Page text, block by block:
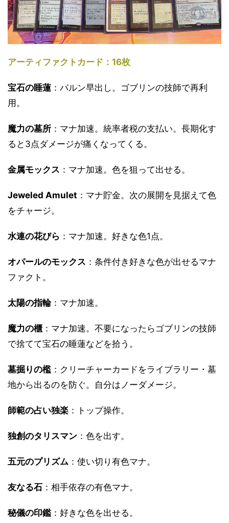
アーティファクトカード：16枚
宝石の睡蓮 ：パルン早出し。ゴブリンの技師で再利
用。
魔力の墓所 ：マナ加速。統率者税の支払い。長期化す
ると3点ダメージが痛くなってくる。
金属モックス ：マナ加速。色を狙って出せる。
Jeweled Amulet ：マナ貯金。次の展開を見据えて色
をチャージ。
水連の花びら ：マナ加速。好きな色1点。
オパールのモックス ：条件付き好きな色が出せるマナ
ファクト。
太陽の指輪：マナ加速。
魔力の櫃 ：マナ加速。不要になったらゴブリンの技師
で捨てて宝石の睡蓮などを拾う。
墓掘りの檻 ：クリーチャーカードをライブラリー・墓
地から出るのを防ぐ。自分はノーダメージ。
師範の占い独楽 ：トップ操作。
独創のタリスマン ：色を出す。
五元のプリズム ：使い切り有色マナ。
友なる石 ：相手依存の有色マナ。
秘儀の印鑑 ：好きな色を出せる。